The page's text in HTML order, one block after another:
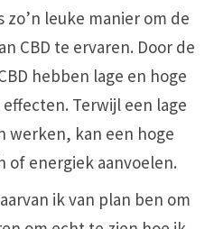
zo’n leuke manier om de
CBD te ervaren. Door de
hebben lage en hoge
Terwijl een lage
werken, kan een hoge
of energiek aanvoelen.
ik van plan ben om